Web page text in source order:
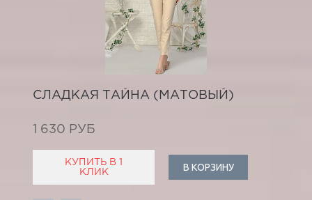
СЛАДКАЯ ТАЙНА (МАТОВЫЙ)
1 630 РУБ
КУПИТЬ В 1
КЛИК
В КОРЗИНУ